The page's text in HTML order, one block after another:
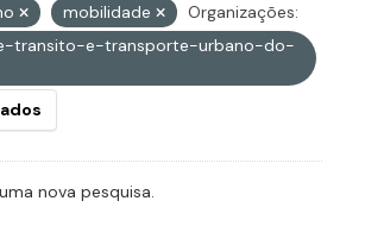
mobilidade
Organizações:
transito-e-transporte-urbano-do-
nova pesquisa.